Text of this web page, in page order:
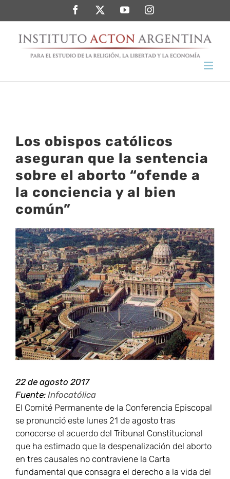
al
contenido
FacebookTwitterYouTubeInstagram
Los obispos católicos
aseguran que la sentencia
sobre el aborto “ofende a
la conciencia y al bien
común”
Ver
imagen
más
grande
22 de agosto 2017
Fuente: Infocatólica
El Comité Permanente de la Conferencia Episcopal
se pronunció este lunes 21 de agosto tras
conocerse el acuerdo del Tribunal Constitucional
que ha estimado que la despenalización del aborto
en tres causales no contraviene la Carta
fundamental que consagra el derecho a la vida del